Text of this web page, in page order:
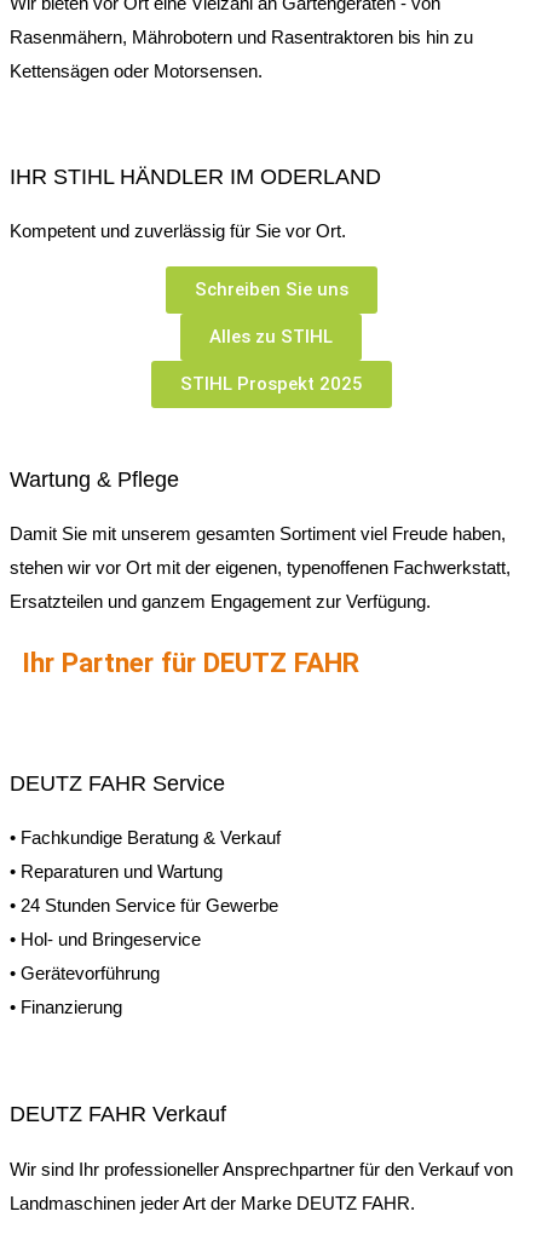
Rasenmähern, Mährobotern und Rasentraktoren bis hin zu
Kettensägen oder Motorsensen.
Wartung & Pflege
Damit Sie mit unserem gesamten Sortiment viel Freude haben,
stehen wir vor Ort mit der eigenen, typenoffenen Fachwerkstatt,
Ersatzteilen und ganzem Engagement zur Verfügung.
IHR STIHL HÄNDLER IM ODERLAND
Kompetent und zuverlässig für Sie vor Ort.
Schreiben Sie uns
Alles zu STIHL
STIHL Prospekt 2025
Ihr Partner für DEUTZ FAHR
DEUTZ FAHR Service
• Fachkundige Beratung & Verkauf
• Reparaturen und Wartung
• 24 Stunden Service für Gewerbe
• Hol- und Bringeservice
• Gerätevorführung
• Finanzierung
DEUTZ FAHR Verkauf
Wir sind Ihr professioneller Ansprechpartner für den Verkauf von
Landmaschinen jeder Art der Marke DEUTZ FAHR.